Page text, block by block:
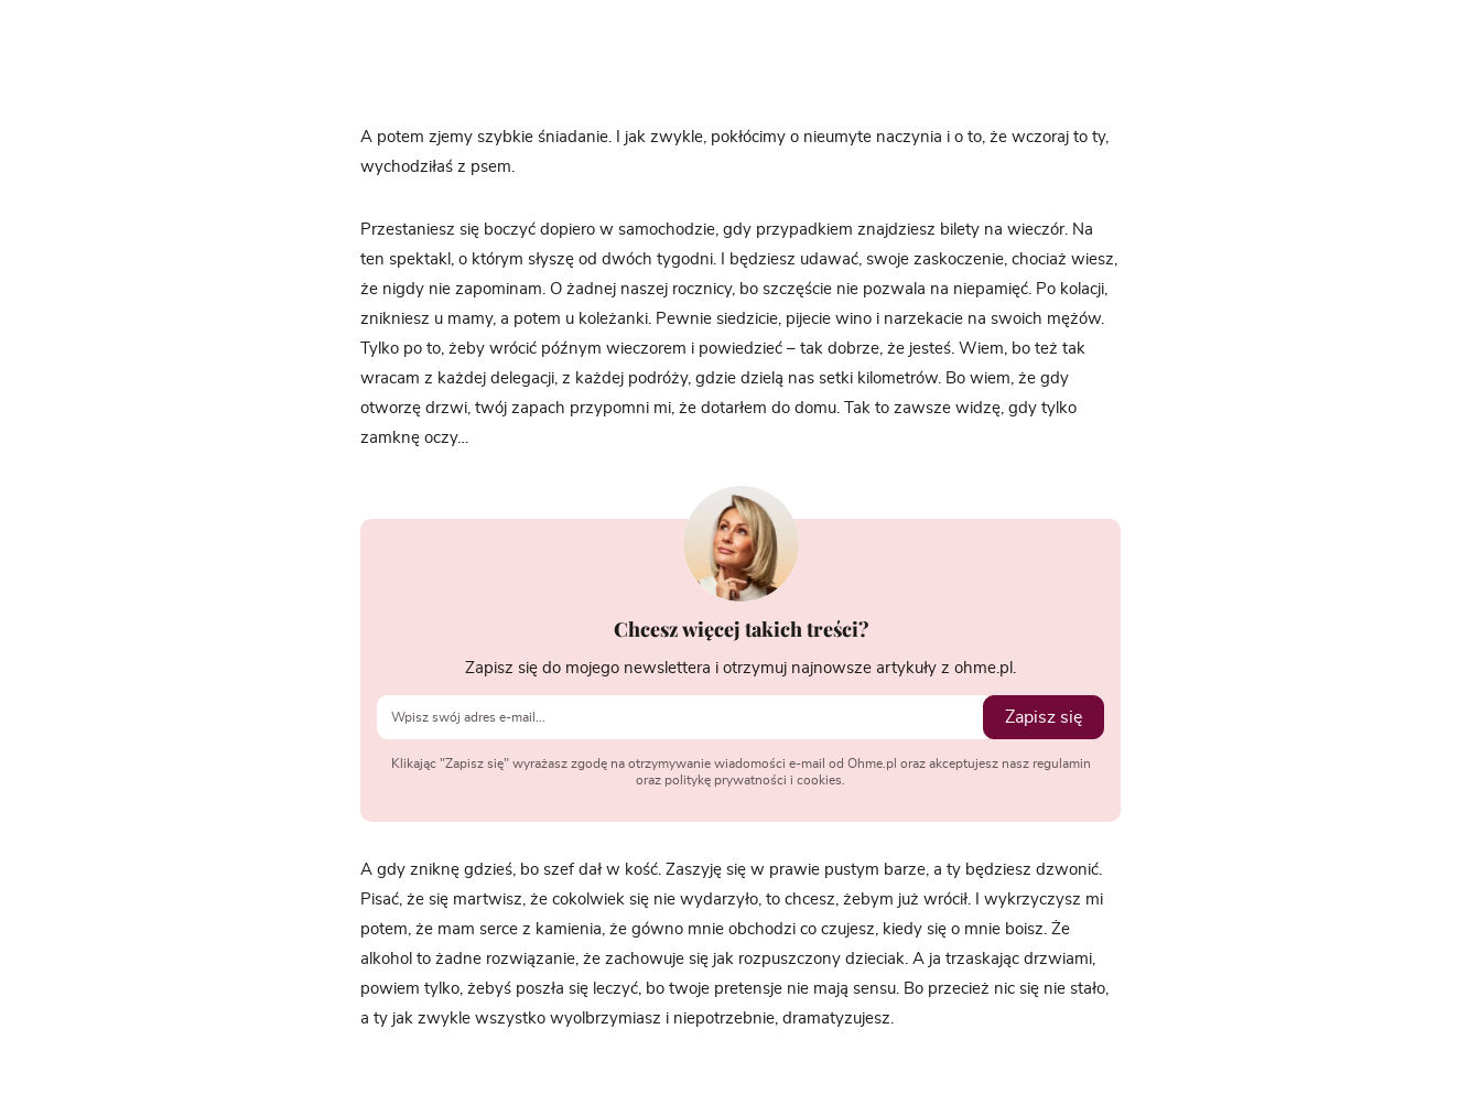
A potem zjemy szybkie śniadanie. I jak zwykle, pokłócimy o nieumyte naczynia i o to, że wczoraj to ty,
wychodziłaś z psem.
Przestaniesz się boczyć dopiero w samochodzie, gdy przypadkiem znajdziesz bilety na wieczór. Na
ten spektakl, o którym słyszę od dwóch tygodni. I będziesz udawać, swoje zaskoczenie, chociaż wiesz,
że nigdy nie zapominam. O żadnej naszej rocznicy, bo szczęście nie pozwala na niepamięć. Po kolacji,
znikniesz u mamy, a potem u koleżanki. Pewnie siedzicie, pijecie wino i narzekacie na swoich mężów.
Tylko po to, żeby wrócić późnym wieczorem i powiedzieć – tak dobrze, że jesteś. Wiem, bo też tak
wracam z każdej delegacji, z każdej podróży, gdzie dzielą nas setki kilometrów. Bo wiem, że gdy
otworzę drzwi, twój zapach przypomni mi, że dotarłem do domu. Tak to zawsze widzę, gdy tylko
zamknę oczy…
Chcesz więcej takich treści?
Zapisz się do mojego newslettera i otrzymuj najnowsze artykuły z ohme.pl.
Zapisz się
Klikając "Zapisz się" wyrażasz zgodę na otrzymywanie wiadomości e-mail od Ohme.pl oraz akceptujesz nasz regulamin
oraz politykę prywatności i cookies.
A gdy zniknę gdzieś, bo szef dał w kość. Zaszyję się w prawie pustym barze, a ty będziesz dzwonić.
Pisać, że się martwisz, że cokolwiek się nie wydarzyło, to chcesz, żebym już wrócił. I wykrzyczysz mi
potem, że mam serce z kamienia, że gówno mnie obchodzi co czujesz, kiedy się o mnie boisz. Że
alkohol to żadne rozwiązanie, że zachowuje się jak rozpuszczony dzieciak. A ja trzaskając drzwiami,
powiem tylko, żebyś poszła się leczyć, bo twoje pretensje nie mają sensu. Bo przecież nic się nie stało,
a ty jak zwykle wszystko wyolbrzymiasz i niepotrzebnie, dramatyzujesz.